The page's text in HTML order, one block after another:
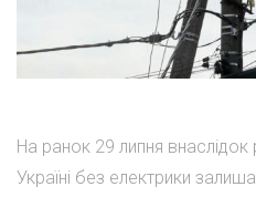
На ранок 29 липня внаслідок
Україні без електрики